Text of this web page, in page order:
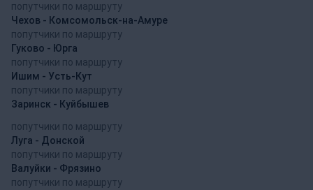
попутчики по маршруту
Чехов - Комсомольск-на-Амуре
попутчики по маршруту
Гуково - Юрга
попутчики по маршруту
Ишим - Усть-Кут
попутчики по маршруту
Заринск - Куйбышев
попутчики по маршруту
Луга - Донской
попутчики по маршруту
Валуйки - Фрязино
попутчики по маршруту